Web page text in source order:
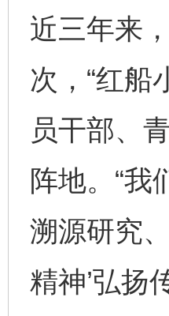
近三年来
次，“红船
员干部、
阵地。“
溯源研究
精神’弘扬